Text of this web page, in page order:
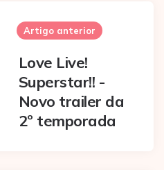
Artigo anterior
Love Live!
Superstar!! -
Novo trailer da
2º temporada